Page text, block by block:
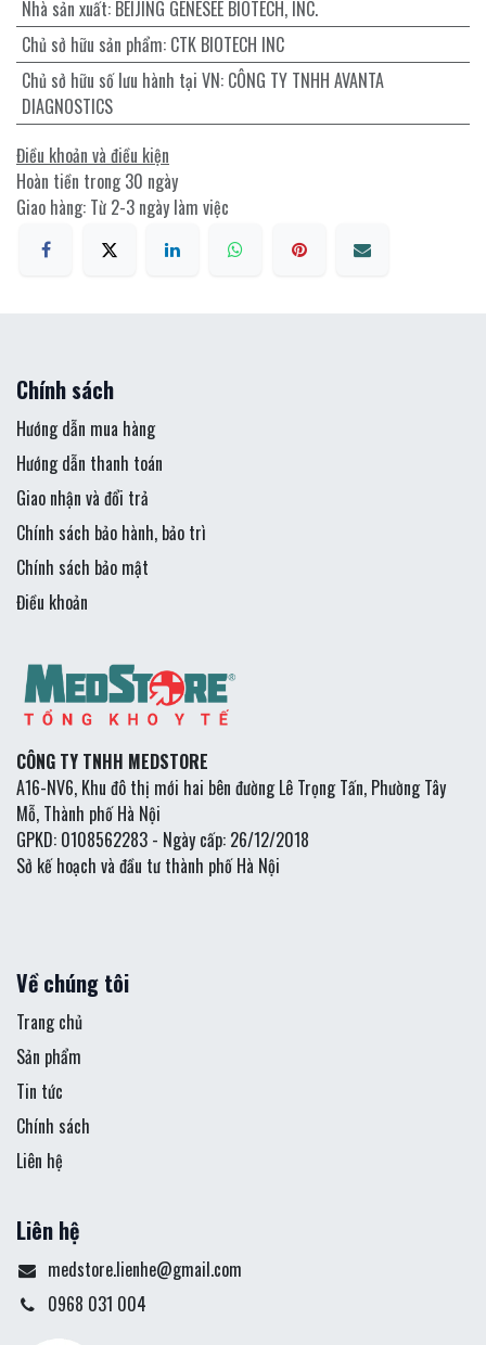
Nhà sản xuất: BEIJING GENESEE BIOTECH, INC.
Chủ sở hữu sản phẩm: CTK BIOTECH INC
Chủ sở hữu số lưu hành tại VN: CÔNG TY TNHH AVANTA
DIAGNOSTICS
Điều khoản và điều kiện
Hoàn tiền trong 30 ngày
Giao hàng: Từ 2-3 ngày làm việc
Chính sách
Hướng dẫn mua hàng
Hướng dẫn thanh toán
Giao nhận và đổi trả
Chính sách bảo hành, bảo trì
Chính sách bảo mật
Điều khoản
CÔNG TY TNHH MEDSTORE
A16-NV6, Khu đô thị mới hai bên đường Lê Trọng Tấn, Phường Tây
Mỗ, Thành phố Hà Nội
GPKD: 0108562283 - Ngày cấp: 26/12/2018
Sở kế hoạch và đầu tư thành phố Hà Nội
Về chúng tôi
Trang chủ
Sản phẩm
Tin tức
Chính sách
Liên hệ
Liên hệ
medstore.lienhe@gmail.com
0968 031 004